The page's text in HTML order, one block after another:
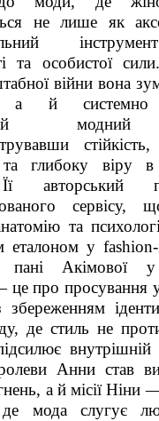
не лише як
та особистої
війни вона
а й системно
модний
стійкість,
глибоку віру в
авторський
сервісу,
та
еталоном у fashion-
пані Акімової
це про просування
збереженням
де стиль не
Анни став
а й місії Ніни
де мода слугує